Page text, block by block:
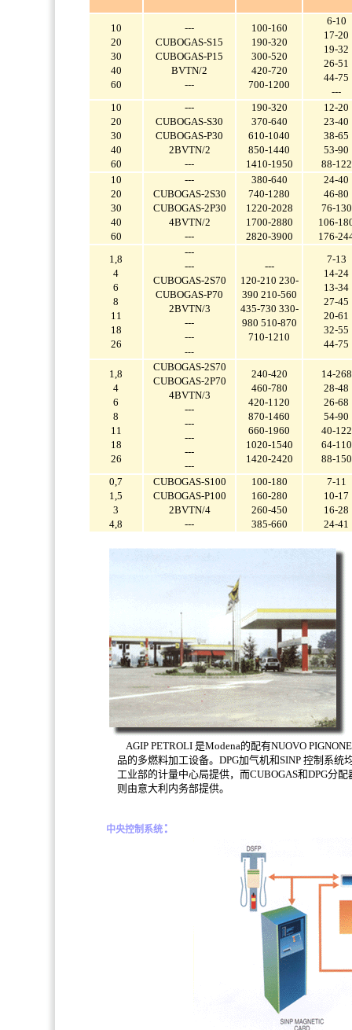
10
20
30
40
60
---
CUBOGAS-S15
CUBOGAS-P15
BVTN/2
---
100-160
190-320
300-520
420-720
700-1200
6-10
17-20
19-32
26-51
44-75
---
10
20
30
40
60
---
CUBOGAS-S30
CUBOGAS-P30
2BVTN/2
---
190-320
370-640
610-1040
850-1440
1410-1950
12-20
23-40
38-65
53-90
88-122
10
20
30
40
60
---
CUBOGAS-2S30
CUBOGAS-2P30
4BVTN/2
---
380-640
740-1280
1220-2028
1700-2880
2820-3900
24-40
46-80
76-130
106-
176-
1,8
4
6
8
11
18
26
---
---
CUBOGAS-2S70
CUBOGAS-P70
2BVTN/3
---
---
---
---
120-210 230-
390 210-560
435-730 330-
980 510-870
710-1210
7-13
14-24
13-34
27-45
20-61
32-55
44-75
1,8
4
6
8
11
18
26
CUBOGAS-2S70
CUBOGAS-2P70
4BVTN/3
---
---
---
---
---
240-420
460-780
420-1120
870-1460
660-1960
1020-1540
1420-2420
14-268
28-48
26-68
54-90
40-122
64-110
88-150
0,7
1,5
3
4,8
CUBOGAS-S100
CUBOGAS-P100
2BVTN/4
---
100-180
160-280
260-450
385-660
7-11
10-17
16-28
24-41
AGIP PETROLI 是Modena的配有NUOVO PIGNONE
品的多燃料加工设备。 DPG加气机和SINP 控制系统
工业部的计量中心局提供，而CUBOGAS和DPG分配
则由意大利内务部提供。
中央控制系统 ：